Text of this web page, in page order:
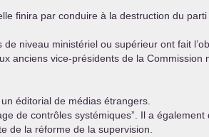
finira par conduire à la destruction du parti
niveau ministériel ou supérieur ont fait
anciens vice-présidents de la
éditorial de médias étrangers.
de contrôles systémiques”. Il a
de la réforme de la supervision.